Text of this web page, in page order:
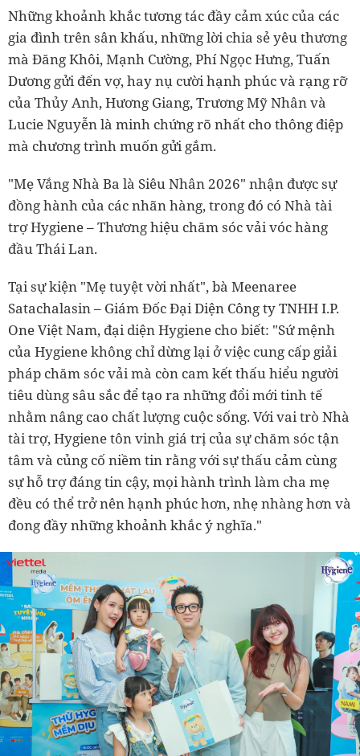
Những khoảnh khắc tương tác đầy cảm xúc của các
gia đình trên sân khấu, những lời chia sẻ yêu thương
mà Đăng Khôi, Mạnh Cường, Phí Ngọc Hưng, Tuấn
Dương gửi đến vợ, hay nụ cười hạnh phúc và rạng rỡ
của Thủy Anh, Hương Giang, Trương Mỹ Nhân và
Lucie Nguyễn là minh chứng rõ nhất cho thông điệp
mà chương trình muốn gửi gắm.
"Mẹ Vắng Nhà Ba là Siêu Nhân 2026" nhận được sự
đồng hành của các nhãn hàng, trong đó có Nhà tài
trợ Hygiene – Thương hiệu chăm sóc vải vóc hàng
đầu Thái Lan.
Tại sự kiện "Mẹ tuyệt vời nhất", bà Meenaree
Satachalasin – Giám Đốc Đại Diện Công ty TNHH I.P.
One Việt Nam, đại diện Hygiene cho biết: "Sứ mệnh
của Hygiene không chỉ dừng lại ở việc cung cấp giải
pháp chăm sóc vải mà còn cam kết thấu hiểu người
tiêu dùng sâu sắc để tạo ra những đổi mới tinh tế
nhằm nâng cao chất lượng cuộc sống. Với vai trò Nhà
tài trợ, Hygiene tôn vinh giá trị của sự chăm sóc tận
tâm và củng cố niềm tin rằng với sự thấu cảm cùng
sự hỗ trợ đáng tin cậy, mọi hành trình làm cha mẹ
đều có thể trở nên hạnh phúc hơn, nhẹ nhàng hơn và
đong đầy những khoảnh khắc ý nghĩa."